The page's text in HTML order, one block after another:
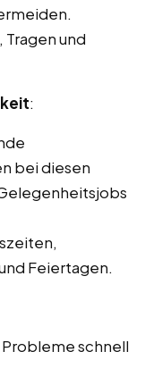
und
:
bei diesen
Feiertagen.
schnell